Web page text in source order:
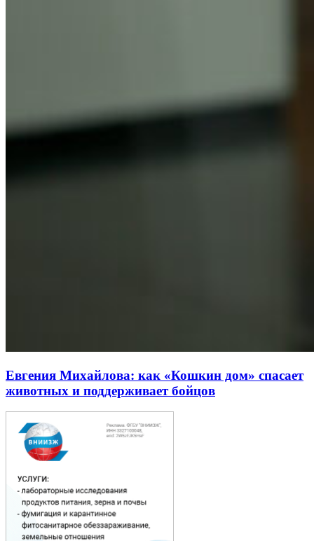
Евгения Михайлова: как «Кошкин дом» спасает
животных и поддерживает бойцов